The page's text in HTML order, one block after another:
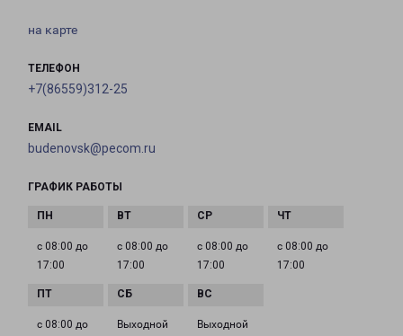
на карте
ТЕЛЕФОН
+7(86559)312-25
EMAIL
budenovsk@pecom.ru
ГРАФИК РАБОТЫ
с 08:00 до
17:00
с 08:00 до
17:00
с 08:00 до
17:00
с 08:00 до
17:00
с 08:00 до
Выходной Выходной